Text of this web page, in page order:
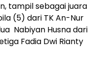
tampil sebagai juara
(5) dari TK An-Nur
Nabiyan Husna dari
Fadia Dwi Rianty